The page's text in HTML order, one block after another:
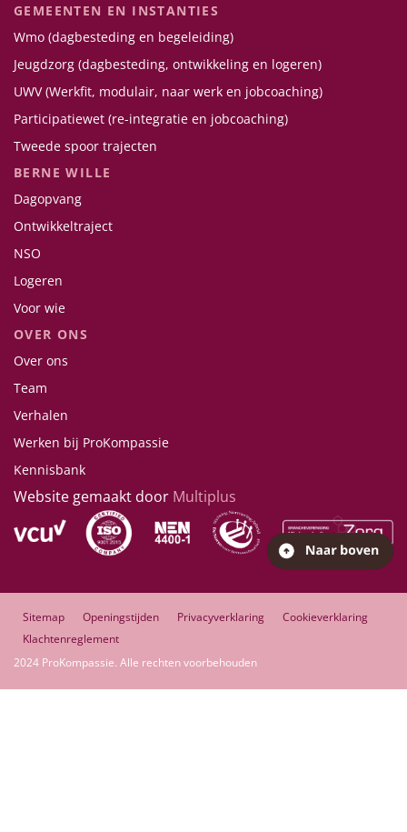
GEMEENTEN EN INSTANTIES
Wmo (dagbesteding en begeleiding)
Jeugdzorg (dagbesteding, ontwikkeling en logeren)
UWV (Werkfit, modulair, naar werk en jobcoaching)
Participatiewet (re-integratie en jobcoaching)
Tweede spoor trajecten
BERNE WILLE
Dagopvang
Ontwikkeltraject
NSO
Logeren
Voor wie
OVER ONS
Over ons
Team
Verhalen
Werken bij ProKompassie
Kennisbank
Website gemaakt door Multiplus
Sitemap Openingstijden Privacyverklaring
Cookieverklaring
Klachtenreglement
2024 ProKompassie. Alle rechten voorbehouden